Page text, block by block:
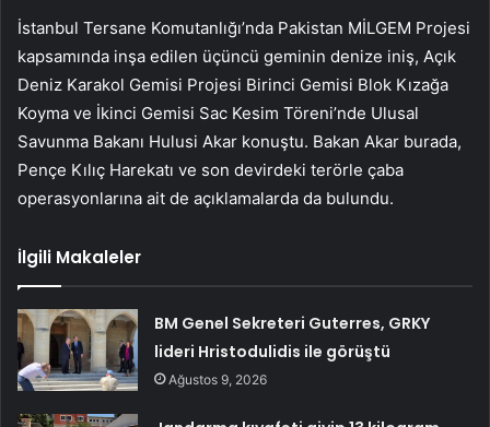
İstanbul Tersane Komutanlığı’nda Pakistan MİLGEM Projesi
kapsamında inşa edilen üçüncü geminin denize iniş, Açık
Deniz Karakol Gemisi Projesi Birinci Gemisi Blok Kızağa
Koyma ve İkinci Gemisi Sac Kesim Töreni’nde Ulusal
Savunma Bakanı Hulusi Akar konuştu. Bakan Akar burada,
Pençe Kılıç Harekatı ve son devirdeki terörle çaba
operasyonlarına ait de açıklamalarda da bulundu.
İlgili Makaleler
BM Genel Sekreteri Guterres, GRKY
lideri Hristodulidis ile görüştü
Ağustos 9, 2026